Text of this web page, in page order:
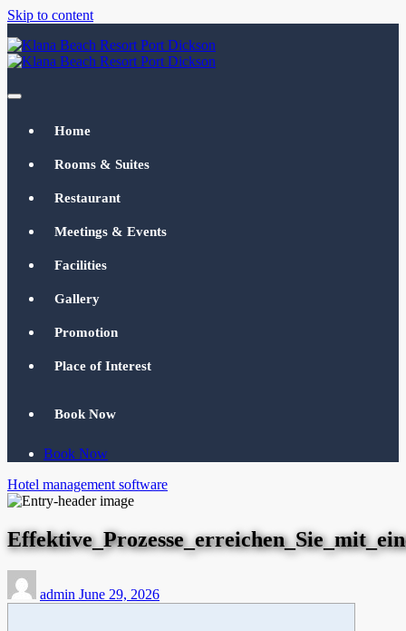
Skip to content
Home
Rooms & Suites
Restaurant
Meetings & Events
Facilities
Gallery
Promotion
Place of Interest
Book Now
Book Now
Hotel management software
admin June 29, 2026